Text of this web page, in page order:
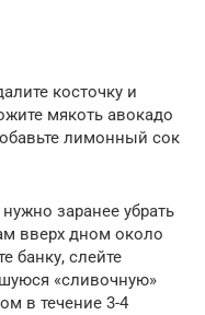
косточку и
мякоть авокадо
лимонный сок
заранее убрать
вверх дном около
банку, слейте
«сливочную»
в течение 3-4